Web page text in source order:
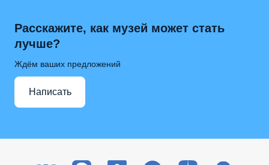
Расскажите, как музей может стать
лучше?
Ждём ваших предложений
Написать